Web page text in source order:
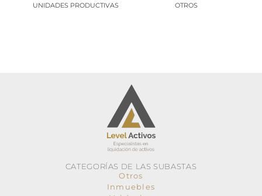
UNIDADES PRODUCTIVAS OTROS
CATEGORÍAS DE LAS SUBASTAS
Otros
Inmuebles